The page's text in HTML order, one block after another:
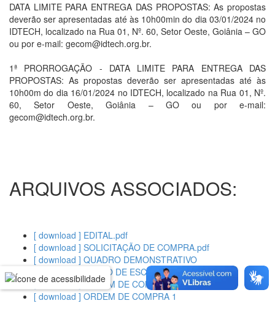
DATA LIMITE PARA ENTREGA DAS PROPOSTAS: As propostas
deverão ser apresentadas até às 10h00min do dia 03/01/2024 no
IDTECH, localizado na Rua 01, Nº. 60, Setor Oeste, Goiânia – GO
ou por e-mail: gecom@idtech.org.br.
1ª PRORROGAÇÃO - DATA LIMITE PARA ENTREGA DAS
PROPOSTAS: As propostas deverão ser apresentadas até às
10h00m do dia 16/01/2024 no IDTECH, localizado na Rua 01, Nº.
60, Setor Oeste, Goiânia – GO ou por e-mail:
gecom@idtech.org.br.
ARQUIVOS ASSOCIADOS:
[ download ] EDITAL.pdf
[ download ] SOLICITAÇÃO DE COMPRA.pdf
[ download ] QUADRO DEMONSTRATIVO
[ download ] RAZÃO DE ESCOLHA.pdf
[ download ] ORDEM DE COMPRA 2
[ download ] ORDEM DE COMPRA 1